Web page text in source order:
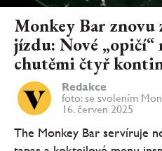
Monkey Bar znovu
jízdu: Nové „opičí“
chutěmi čtyř
Redakce
foto: se svolením
16. červen 2025
The Monkey Bar servíruje